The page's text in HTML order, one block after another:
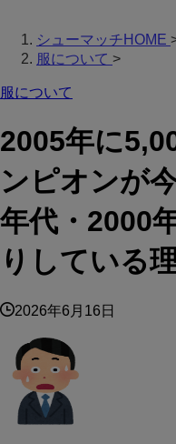
シューマッチHOME
服について >
服について
2005年に
ンピオンが
年代・2000
りしている
2026年6月16日